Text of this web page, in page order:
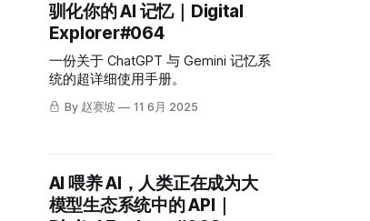
驯化你的 AI 记忆｜Digital
Explorer#064
一份关于 ChatGPT 与 Gemini 记忆系
统的超详细使用手册。
By 赵赛坡 11 6月 2025
AI 喂养 AI，人类正在成为大
模型生态系统中的 API｜